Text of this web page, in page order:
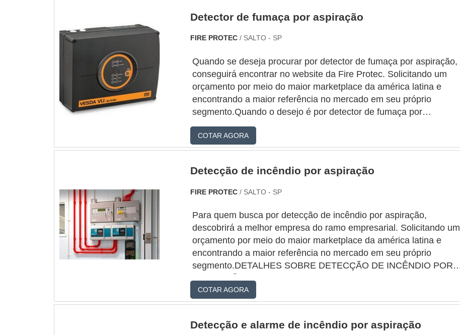
Detector de fumaça por aspiração
FIRE PROTEC / SALTO - SP
Quando se deseja procurar por detector de fumaça por aspiração,
conseguirá encontrar no website da Fire Protec. Solicitando um
orçamento por meio do maior marketplace da américa latina e
encontrando a maior referência no mercado em seu próprio
segmento.Quando o desejo é por detector de fumaça por
aspiração, com os profissionais da Fire Protec obterá ótima
qualidade com eficiência técnica e agilidade na prestação dos
serviços.MAIS DETALH...
COTAR AGORA
Detecção de incêndio por aspiração
FIRE PROTEC / SALTO - SP
Para quem busca por detecção de incêndio por aspiração,
descobrirá a melhor empresa do ramo empresarial. Solicitando um
orçamento por meio do maior marketplace da américa latina e
encontrando a maior referência no mercado em seu próprio
segmento.DETALHES SOBRE DETECÇÃO DE INCÊNDIO POR
ASPIRAÇÃOQuem precisa de detecção de incêndio por aspiração
em uma empresa inovadora, descobre o site da Fire Protec. A
empresa trabalha com elaboração de...
COTAR AGORA
Detecção e alarme de incêndio por aspiração